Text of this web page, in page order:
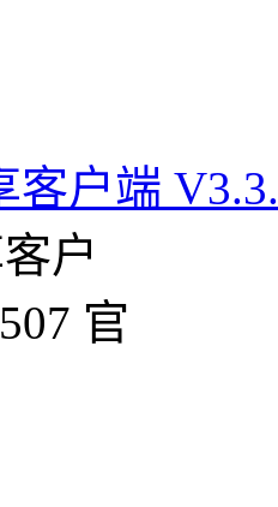
客户端